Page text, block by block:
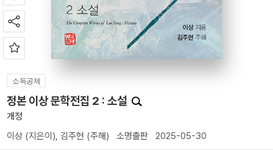
소득공제
정본 이상 문학전집 2 : 소설
개정
이상 (지은이), 김주현 (주해) 소명출판 2025-05-30